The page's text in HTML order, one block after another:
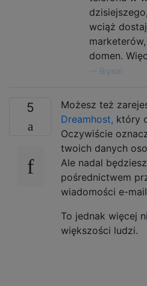
wciąż
domen.
Bryson
5
Możesz też
Dreamhost, który
Oczywiście
twoich danych
Ale nadal
pośrednictwem
wiadomości e-
To jednak więcej
większości ludzi.